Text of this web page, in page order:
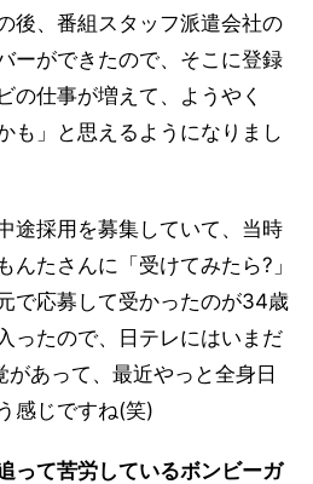
後、番組スタッフ派遣会社の
ーができたので、そこに登録
の仕事が増えて、ようやく
も」と思えるようになりまし
途採用を募集していて、当時
んたさんに「受けてみたら?」
で応募して受かったのが34歳
ったので、日テレにはいまだ
があって、最近やっと全身日
感じですね(笑)
て苦労しているボンビーガ